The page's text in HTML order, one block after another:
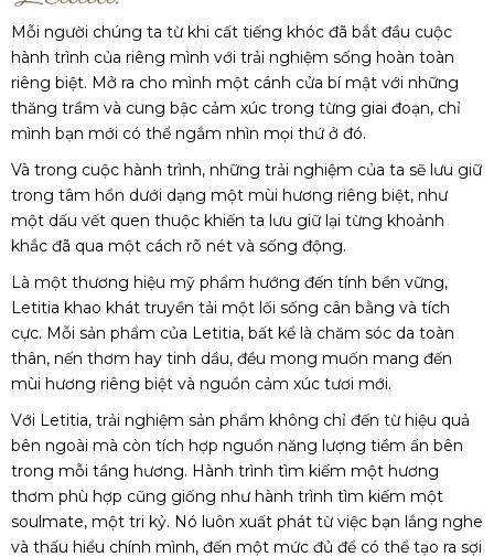
Mỗi người chúng ta từ khi cất tiếng khóc đã bắt đầu cuộc
hành trình của riêng mình với trải nghiệm sống hoàn toàn
riêng biệt. Mở ra cho mình một cánh cửa bí mật với những
thăng trầm và cung bậc cảm xúc trong từng giai đoạn, chỉ
mình bạn mới có thể ngắm nhìn mọi thứ ở đó.
Và trong cuộc hành trình, những trải nghiệm của ta sẽ lưu giữ
trong tâm hồn dưới dạng một mùi hương riêng biệt, như
một dấu vết quen thuộc khiến ta lưu giữ lại từng khoảnh
khắc đã qua một cách rõ nét và sống động.
Là một thương hiệu mỹ phẩm hướng đến tính bền vững,
Letitia khao khát truyền tải một lối sống cân bằng và tích
cực. Mỗi sản phẩm của Letitia, bất kể là chăm sóc da toàn
thân, nến thơm hay tinh dầu, đều mong muốn mang đến
mùi hương riêng biệt và nguồn cảm xúc tươi mới.
Với Letitia, trải nghiệm sản phẩm không chỉ đến từ hiệu quả
bên ngoài mà còn tích hợp nguồn năng lượng tiềm ẩn bên
trong mỗi tầng hương. Hành trình tìm kiếm một hương
thơm phù hợp cũng giống như hành trình tìm kiếm một
soulmate, một tri kỷ. Nó luôn xuất phát từ việc bạn lắng nghe
và thấu hiểu chính mình, đến một mức đủ để có thể tạo ra sợi